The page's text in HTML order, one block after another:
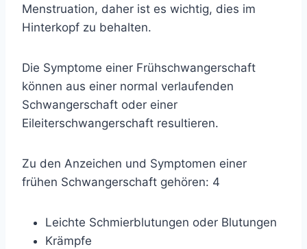
Menstruation, daher ist es wichtig, dies im
Hinterkopf zu behalten.
Die Symptome einer Frühschwangerschaft
können aus einer normal verlaufenden
Schwangerschaft oder einer
Eileiterschwangerschaft resultieren.
Zu den Anzeichen und Symptomen einer
frühen Schwangerschaft gehören: 4
Leichte Schmierblutungen oder Blutungen
Krämpfe